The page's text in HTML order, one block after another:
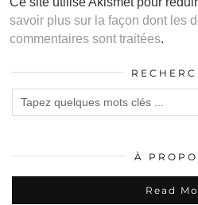
savoir plus sur la façon dont les
commentaires sont traitées.
À
Read